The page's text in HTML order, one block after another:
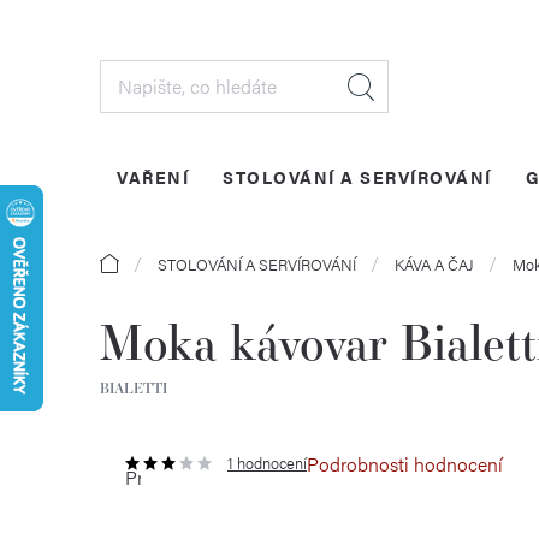
VAŘENÍ STOLOVÁNÍ A SERVÍROVÁNÍ
DomůSTOLOVÁNÍ A SERVÍROVÁNÍ KÁVA A ČAJ
Moka kávovar
BIALETTI
Průměrné
hodnocení
1 hodnoceníPodrobnosti hodnocení